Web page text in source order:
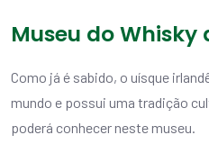
Museu do Whisky
Como já é sabido, o uísque
mundo e possui uma tradição
poderá conhecer neste museu.